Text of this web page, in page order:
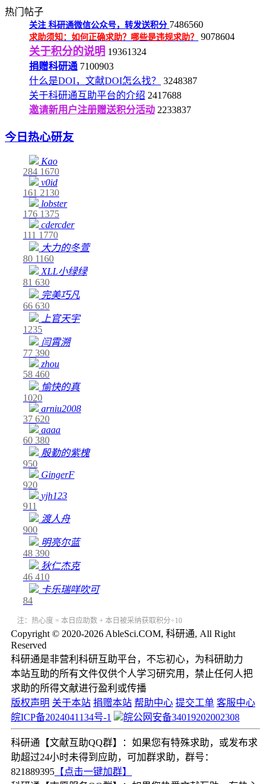
热门帖子
关注 科研通微信公众号，转发送积分 7486560
求助须知：如何正确求助？哪些是违规求助？ 9078604
关于积分的说明 19361324
捐赠科研通 7100903
什么是DOI，文献DOI怎么找？
3248387
关于科研通互助平台的介绍 2417688
邀请新用户注册赠送积分活动 2233837
今日热心研友
Kao
284 1670
v0id
161 2130
lobster
176 1375
cdercder
111 1770
大力的冬萱
80 1160
XLL小绿绿
81 630
完美巧凡
66 630
上官天宇
1235
闫霄溯
77 390
zhou
58 460
愉快的真
1020
arniu2008
37 620
aaaa
60 380
殷勤的紫槐
950
GingerF
920
yjh123
911
渡人舟
900
明亮尔蓝
48 390
狄仁杰克
46 410
卡乐瑞咩吹可
84
注：热心度 = 本日应助数 + 本日被采纳获取积分÷10
Copyright © 2020-2026 AbleSci.COM, 科研通, All Right
Reserved
科研通是非营利科研互助平台，不忘初心，为科研助力
本站互助的所有文件仅供个人学习研究用，禁止任何人把
求助的所得文献进行盈利或传播
版权声明 关于本站 捐赠本站 帮助中心 提交工单 客服中心
皖ICP备2024041134号-1
皖公网安备34019202002308
科研通【文献互助QQ群】：如果您有特殊求助，或发布求
助超过24小时未得到应助，可加群求助，群号：
821889395 【点击一键加群】